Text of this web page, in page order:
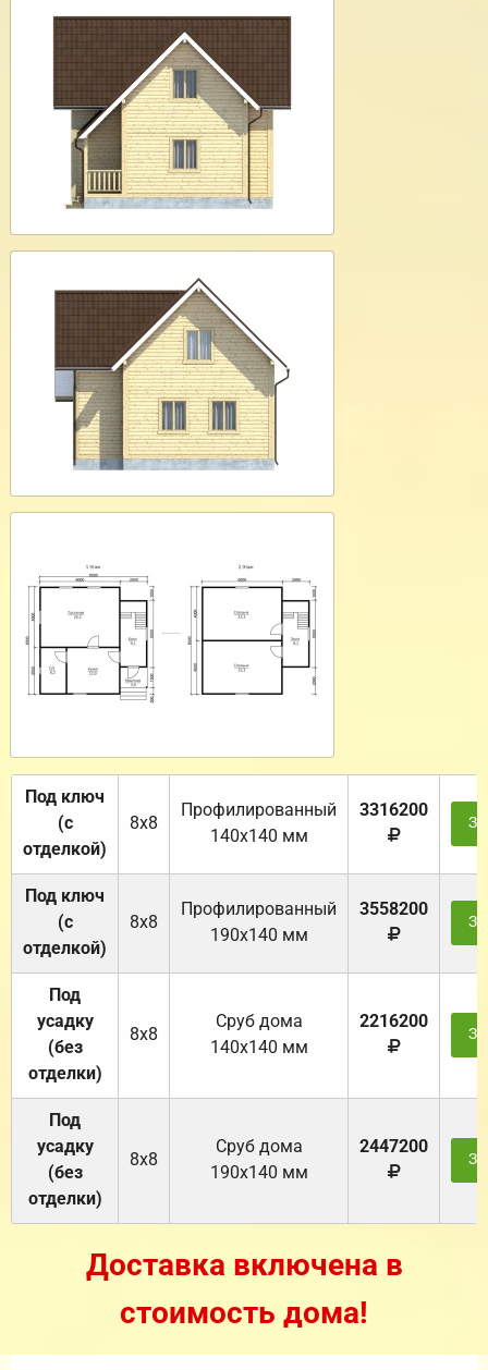
Под ключ
(с
отделкой)
8х8
Профилированный
140х140 мм
3316200
Под ключ
(с
отделкой)
8х8
Профилированный
190х140 мм
3558200
Под
усадку
(без
отделки)
8х8
Cруб дома
140х140 мм
2216200
Под
усадку
(без
отделки)
8х8
Cруб дома
190х140 мм
2447200
Доставка включена в
стоимость дома!